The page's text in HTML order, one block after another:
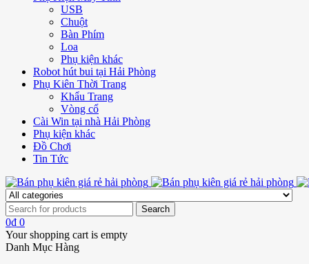
USB
Chuột
Bàn Phím
Loa
Phụ kiện khác
Robot hút bui tại Hải Phòng
Phụ Kiên Thời Trang
Khẩu Trang
Vòng cổ
Cài Win tại nhà Hải Phòng
Phụ kiện khác
Đồ Chơi
Tin Tức
0₫ 0
Your shopping cart is empty
Danh Mục Hàng